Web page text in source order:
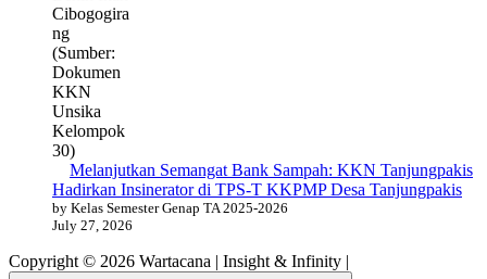
Melanjutkan Semangat Bank Sampah: KKN Tanjungpakis
Hadirkan Insinerator di TPS-T KKPMP Desa Tanjungpakis
by Kelas Semester Genap TA 2025-2026
July 27, 2026
Copyright © 2026 Wartacana | Insight & Infinity |